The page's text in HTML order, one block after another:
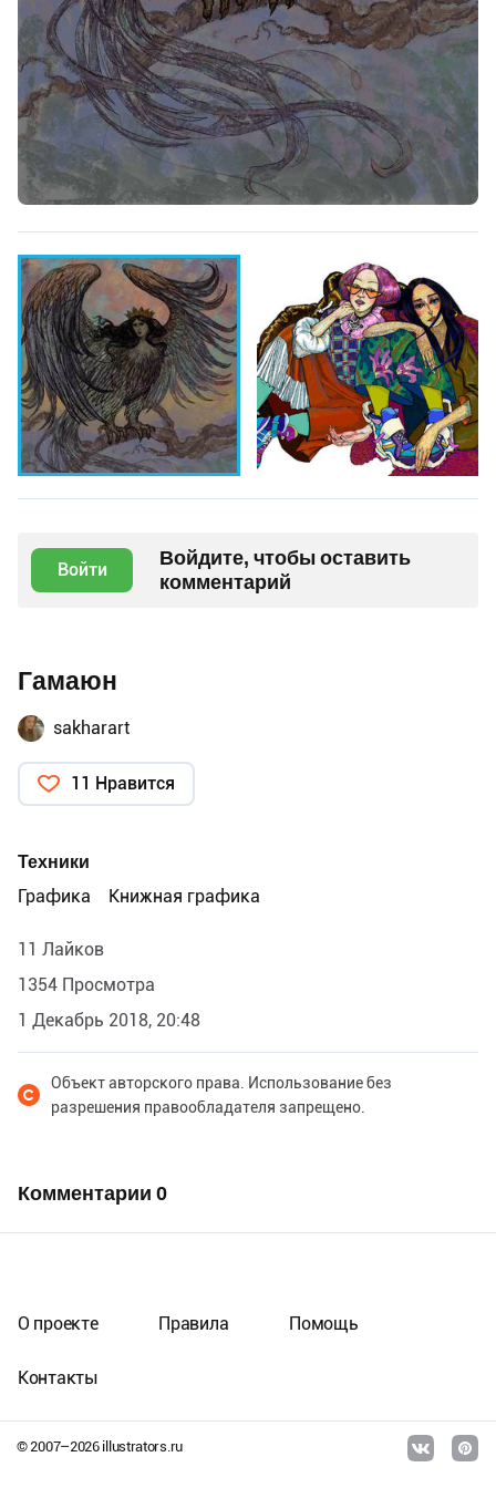
Войти
Войдите, чтобы оставить
комментарий
Гамаюн
sakharart
11 Нравится
Техники
Графика
Книжная графика
11 Лайков
1354 Просмотра
1 Декабрь 2018, 20:48
Объект авторского права. Использование без
разрешения правообладателя запрещено.
Комментарии 0
© 2007–2026illustrators.ru
О проекте Правила Помощь
Контакты